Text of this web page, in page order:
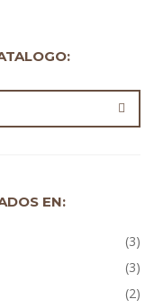
EN:
(3)
(3)
(2)